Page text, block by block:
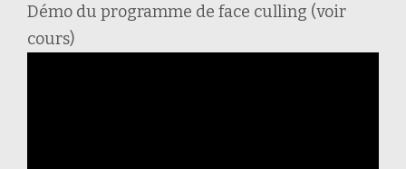
Démo du programme de face culling (voir
cours)